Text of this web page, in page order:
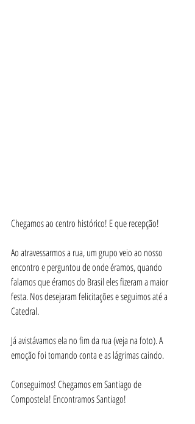
Chegamos ao centro histórico! E que recepção!
Ao atravessarmos a rua, um grupo veio ao nosso
encontro e perguntou de onde éramos, quando
falamos que éramos do Brasil eles fizeram a maior
festa. Nos desejaram felicitações e seguimos até a
Catedral.
Já avistávamos ela no fim da rua (veja na foto). A
emoção foi tomando conta e as lágrimas caindo.
Conseguimos! Chegamos em Santiago de
Compostela! Encontramos Santiago!